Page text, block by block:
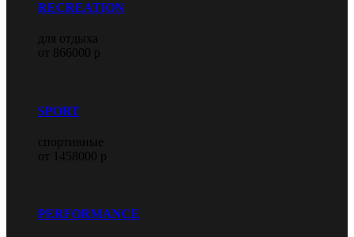
RECREATION
для отдыха
от 866000 р
SPORT
спортивные
от 1458000 р
PERFORMANCE